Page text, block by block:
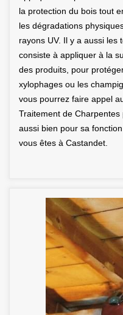
la protection du bois tout
les dégradations
rayons UV. Il y a aussi les
consiste à appliquer à la
des produits, pour
xylophages ou les
vous pourrez faire appel
Traitement de
aussi bien pour sa
vous êtes à Castandet.